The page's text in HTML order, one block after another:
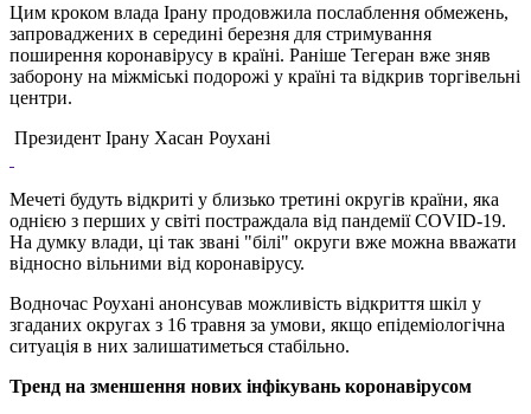
Цим кроком влада Ірану продовжила послаблення обмежень,
запроваджених в середині березня для стримування
поширення коронавірусу в країні. Раніше Тегеран вже зняв
заборону на міжміські подорожі у країні та відкрив торгівельні
центри.
Президент Ірану Хасан Роухані
Мечеті будуть відкриті у близько третині округів країни, яка
однією з перших у світі постраждала від пандемії COVID-19.
На думку влади, ці так звані "білі" округи вже можна вважати
відносно вільними від коронавірусу.
Водночас Роухані анонсував можливість відкриття шкіл у
згаданих округах з 16 травня за умови, якщо епідеміологічна
ситуація в них залишатиметься стабільно.
Тренд на зменшення нових інфікувань коронавірусом